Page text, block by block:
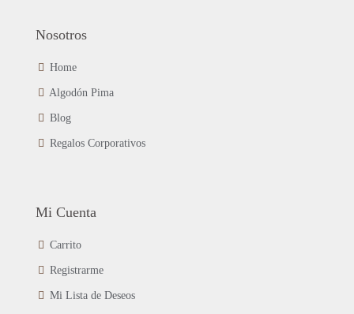
Nosotros
Home
Algodón Pima
Blog
Regalos Corporativos
Mi Cuenta
Carrito
Registrarme
Mi Lista de Deseos